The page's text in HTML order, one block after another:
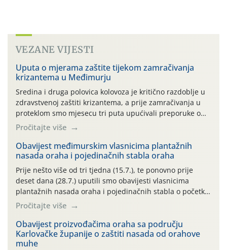
VEZANE VIJESTI
Uputa o mjerama zaštite tijekom zamračivanja
krizantema u Međimurju
Sredina i druga polovica kolovoza je kritično razdoblje u
zdravstvenoj zaštiti krizantema, a prije zamračivanja u
proteklom smo mjesecu tri puta upućivali preporuke o
preventivnim mjerama zaštite krizantema od najčešćih
uzročnika bolesti, štetnika i fito-fagnih grinja (23.7., 14.7.,
06.7.)! Na početku ovog mjeseca je zabilježeno je
povijesno i ekstremno vruće meteorološko razdoblje, uz
najviše temperature […]
Pročitajte više
Obavijest međimurskim vlasnicima plantažnih
nasada oraha i pojedinačnih stabla oraha
Prije nešto više od tri tjedna (15.7.), te ponovno prije
deset dana (28.7.) uputili smo obavijesti vlasnicima
plantažnih nasada oraha i pojedinačnih stabla o početku
leta i ovogodišnjoj potrebi usmjerenog suzbijanja
orahove muhe (Rhagoletis completa)! Već dvanaest dana
traje drugi ovogodišnji “toplinski udar”, koji naročito
izražen zadnja šest dana (31.7.-05.8.), jer najviše
temperature zraka svakodnevno […]
Pročitajte više
Obavijest proizvođačima oraha sa području
Karlovačke županije o zaštiti nasada od orahove
muhe